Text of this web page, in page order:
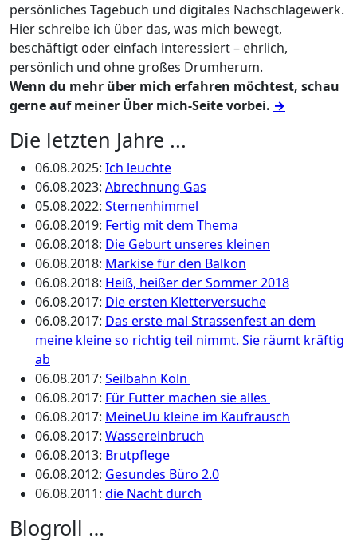
persönliches Tagebuch und digitales Nachschlagewerk.
Hier schreibe ich über das, was mich bewegt,
beschäftigt oder einfach interessiert – ehrlich,
persönlich und ohne großes Drumherum.
Wenn du mehr über mich erfahren möchtest, schau
gerne auf meiner Über mich-Seite vorbei. →
Die letzten Jahre ...
06.08.2025: Ich leuchte
06.08.2023: Abrechnung Gas
05.08.2022: Sternenhimmel
06.08.2019: Fertig mit dem Thema
06.08.2018: Die Geburt unseres kleinen
06.08.2018: Markise für den Balkon
06.08.2018: Heiß, heißer der Sommer 2018
06.08.2017: Die ersten Kletterversuche
06.08.2017: Das erste mal Strassenfest an dem
meine kleine so richtig teil nimmt. Sie räumt kräftig
ab
06.08.2017: Seilbahn Köln
06.08.2017: Für Futter machen sie alles
06.08.2017: MeineUu kleine im Kaufrausch
06.08.2017: Wassereinbruch
06.08.2013: Brutpflege
06.08.2012: Gesundes Büro 2.0
06.08.2011: die Nacht durch
Blogroll …